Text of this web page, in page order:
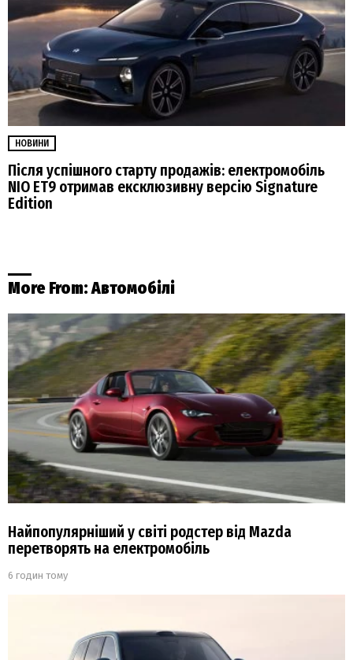
НОВИНИ
Після успішного старту продажів: електромобіль
NIO ET9 отримав ексклюзивну версію Signature
Edition
More From:Автомобілі
Найпопулярніший у світі родстер від Mazda
перетворять на електромобіль
6 годин тому